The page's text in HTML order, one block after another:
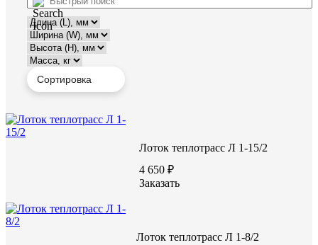
ВИДЕО С ЗАВОДА
Лоток теплотрасс Л 1-15/2
4 650 ₽
Заказать
Лоток теплотрасс Л 1-8/2